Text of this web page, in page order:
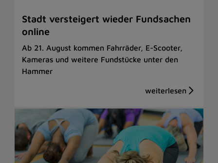
Stadt versteigert wieder Fundsachen
online
Ab 21. August kommen Fahrräder, E-Scooter,
Kameras und weitere Fundstücke unter den
Hammer